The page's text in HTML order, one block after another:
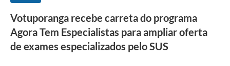
Diário Oficial
Prestação de Contas
Votuporanga recebe carreta do programa
Agora Tem Especialistas para ampliar oferta
de exames especializados pelo SUS